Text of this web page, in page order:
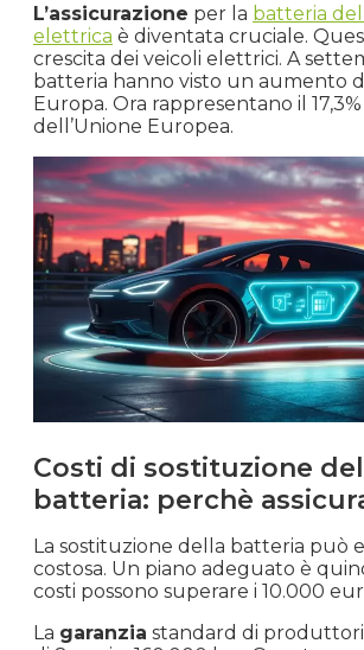
L’assicurazione per la batteria
elettrica è diventata cruciale.
crescita dei veicoli elettrici. A
batteria hanno visto un aumento
Europa. Ora rappresentano il
dell’Unione Europea.
Costi di sostituzione
batteria: perchè
La sostituzione della batteria può
costosa. Un piano adeguato è
costi possono superare i 10.000
La garanzia standard di